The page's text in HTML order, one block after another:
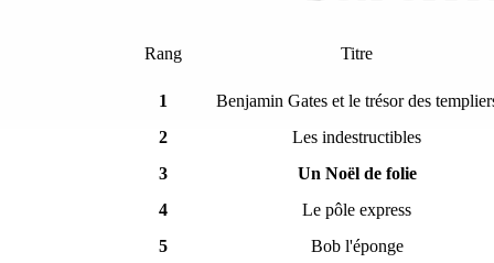
Rang Titre
1
Benjamin Gates et le trésor des
2
Les indestructibles
3
Un Noël de folie
4
Le pôle express
5
Bob l'éponge